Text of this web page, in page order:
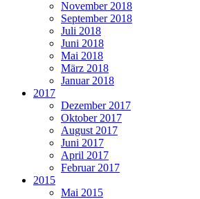
November 2018
September 2018
Juli 2018
Juni 2018
Mai 2018
März 2018
Januar 2018
2017
Dezember 2017
Oktober 2017
August 2017
Juni 2017
April 2017
Februar 2017
2015
Mai 2015